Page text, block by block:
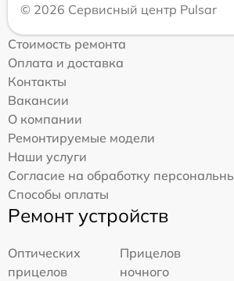
© 2026 Сервисный центр Pulsar
Стоимость ремонта
Оплата и доставка
Контакты
Вакансии
О компании
Ремонтируемые модели
Наши услуги
Согласие на обработку
Способы оплаты
Ремонт устройств
Оптических
прицелов
Прицелов
ночного